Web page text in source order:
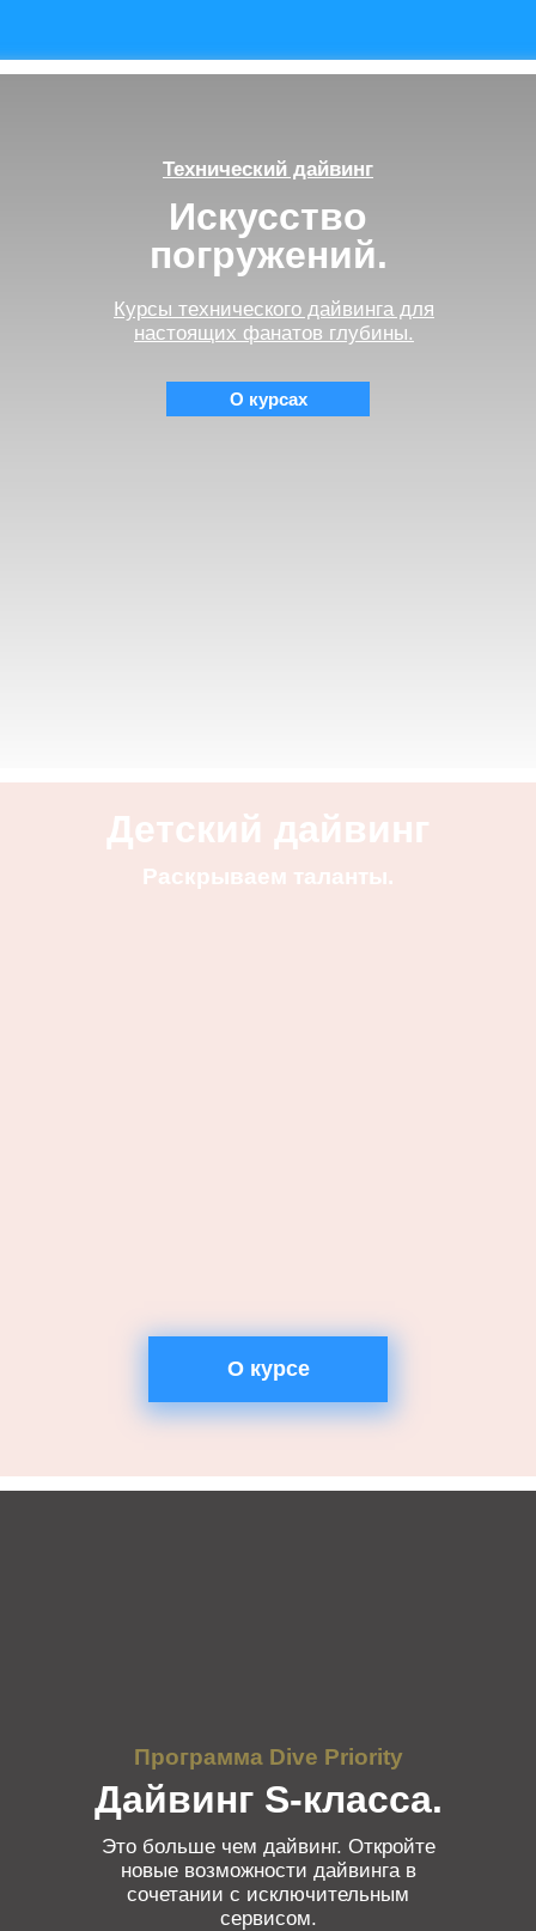
Искусство
погружений.
Курсы технического дайвинга для
настоящих фанатов глубины.
Технический дайвинг
О курсах
Раскрываем таланты.
Детский дайвинг
О курсе
Дайвинг S-класса.
Это больше чем дайвинг. Откройте
новые возможности дайвинга в
сочетании с исключительным
сервисом.
Программа Dive Priority